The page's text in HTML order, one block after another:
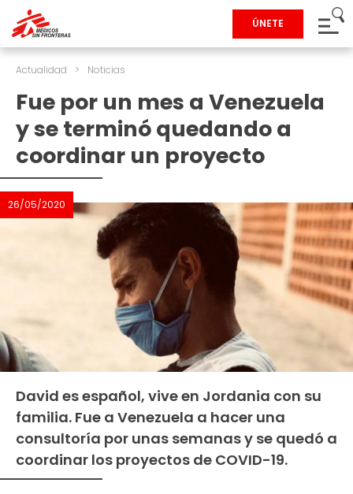
ÚNETE
Actualidad > Noticias
Fue por un mes a Venezuela
y se terminó quedando a
coordinar un proyecto
26/05/2020
David es español, vive en Jordania con su
familia. Fue a Venezuela a hacer una
consultoría por unas semanas y se quedó a
coordinar los proyectos de COVID-19.